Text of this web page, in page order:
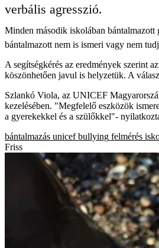
verbális agresszió.
Minden második iskolában
bántalmazott nem is ismeri vagy nem
A segítségkérés az eredmények szerint
köszönhetően javul is helyzetük. A
Szlankó Viola, az UNICEF
kezelésében. "Megfelelő eszközök
a gyerekekkel és a szülőkkel"-
bántalmazás unicef bullying felmérés
Friss